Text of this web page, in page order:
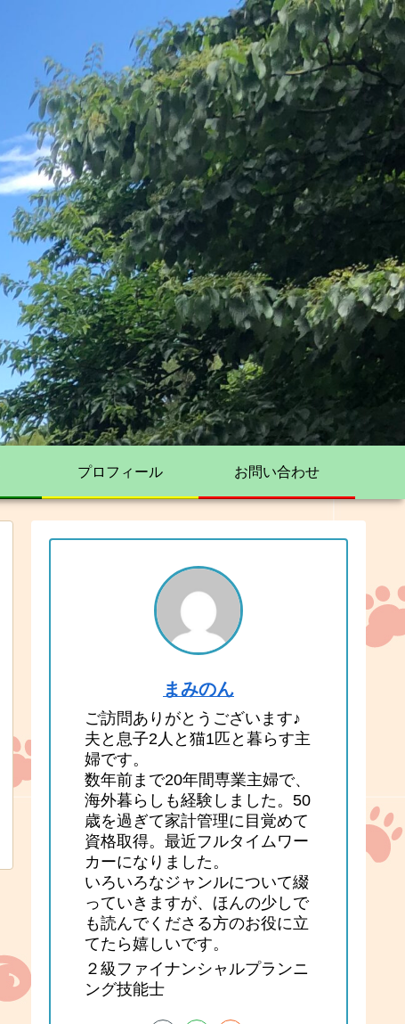
プロフィール お問い合わせ
まみのん
ご訪問ありがとうございます♪
夫と息子2人と猫1匹と暮らす主
婦です。
数年前まで20年間専業主婦で、
海外暮らしも経験しました。50
歳を過ぎて家計管理に目覚めて
資格取得。最近フルタイムワー
カーになりました。
いろいろなジャンルについて綴
っていきますが、ほんの少しで
も読んでくださる方のお役に立
てたら嬉しいです。
２級ファイナンシャルプランニ
ング技能士